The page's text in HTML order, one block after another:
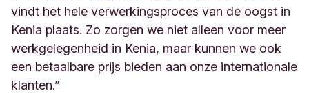
vindt het hele verwerkingsproces van de oogst in
Kenia plaats. Zo zorgen we niet alleen voor meer
werkgelegenheid in Kenia, maar kunnen we ook
een betaalbare prijs bieden aan onze internationale
klanten.”